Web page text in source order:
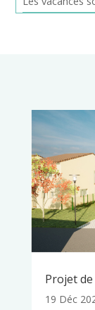
Projet
19 Déc